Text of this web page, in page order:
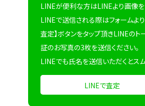
LINEが便利な方はLINEより画像を
LINEで送信される際はフォームより
査定】ボタンをタップ頂きLINEの
証のお写真の3枚を送信ください。
LINEでも氏名を送信いただくとス
LINEで査定